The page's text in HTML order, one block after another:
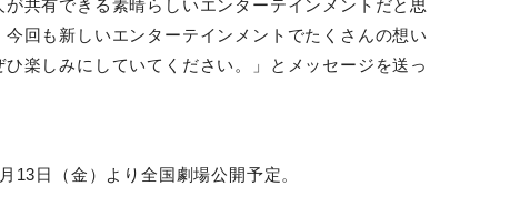
共有できる素晴らしいエンターテインメントだと思
回も新しいエンターテインメントでたくさんの想い
楽しみにしていてください。」とメッセージを送っ
月 13日（金）より全国劇場公開予定。